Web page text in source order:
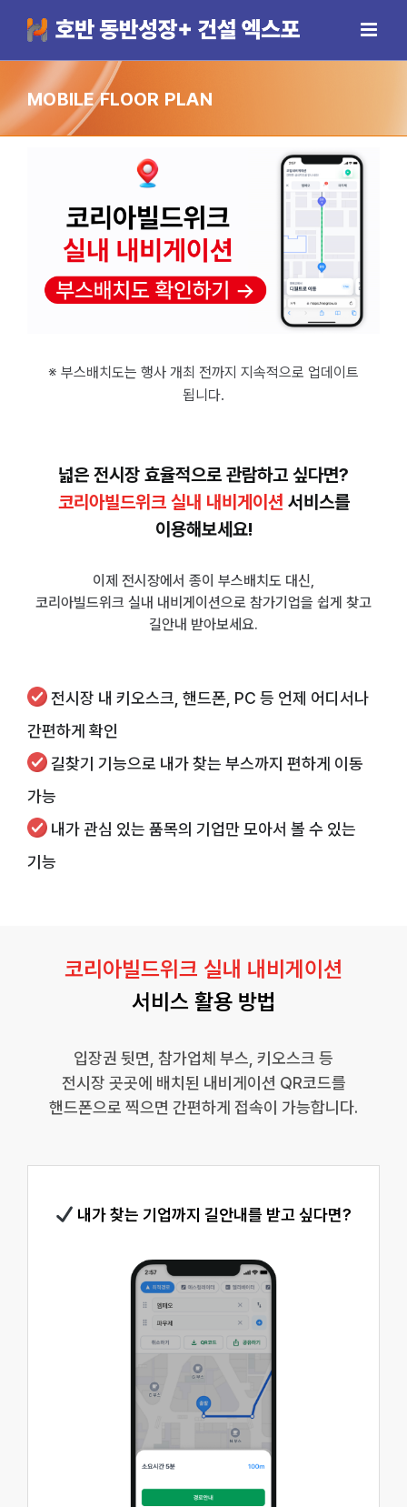
content
MOBILE FLOOR PLAN
※ 부스배치도는 행사 개최 전까지 지속적으로 업데이트
됩니다.
넓은 전시장 효율적으로 관람하고 싶다면?
코리아빌드위크 실내 내비게이션 서비스를
이용해보세요!
이제 전시장에서 종이 부스배치도 대신,
코리아빌드위크 실내 내비게이션으로 참가기업을 쉽게 찾고
길안내 받아보세요.
전시장 내 키오스크, 핸드폰, PC 등 언제 어디서나
간편하게 확인
길찾기 기능으로 내가 찾는 부스까지 편하게 이동
가능
내가 관심 있는 품목의 기업만 모아서 볼 수 있는
기능
코리아빌드위크 실내 내비게이션
서비스 활용 방법
입장권 뒷면, 참가업체 부스, 키오스크 등
전시장 곳곳에 배치된 내비게이션 QR코드를
핸드폰으로 찍으면 간편하게 접속이 가능합니다.
내가 찾는 기업까지 길안내를 받고 싶다면?